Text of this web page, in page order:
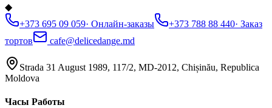
◆
+373 695 09 059· Онлайн-заказы +373 788 88 440· Заказ
тортов
cafe@delicedange.md
Strada 31 August 1989, 117/2, MD-2012, Chișinău, Republica
Moldova
Часы Работы